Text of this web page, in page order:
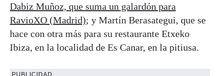
Dabiz Muñoz, que suma un galardón para
RavioXO (Madrid); y Martín Berasategui, que se
hace con otra más para su restaurante Etxeko
Ibiza, en la localidad de Es Canar, en la pitiusa.
PUBLICIDAD